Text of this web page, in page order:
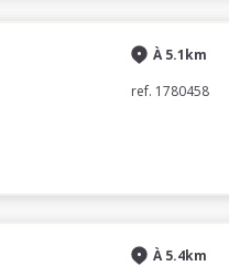
À 5.1km
ref. 1780458
À 5.4km